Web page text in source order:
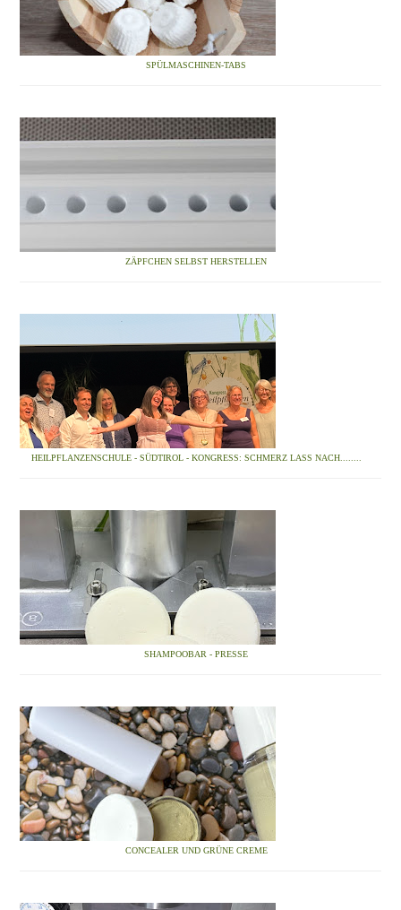
SPÜLMASCHINEN-TABS
ZÄPFCHEN SELBST HERSTELLEN
HEILPFLANZENSCHULE - SÜDTIROL - KONGRESS: SCHMERZ LASS NACH........
SHAMPOOBAR - PRESSE
CONCEALER UND GRÜNE CREME